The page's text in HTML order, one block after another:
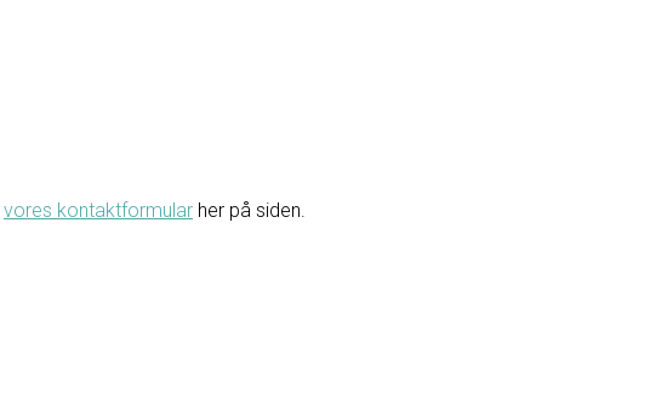
vores kontaktformular her på siden.